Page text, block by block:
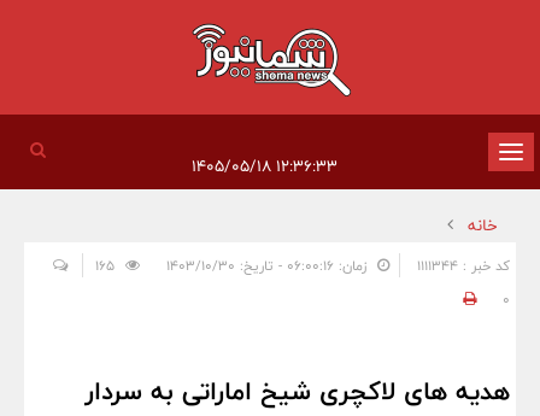
تغییر
وضعیت
ناوبری
خانه
کد خبر : 1111344 زمان: ۰۶:۰۰:۱۶ - تاریخ: ۱۴۰۳/۱۰/۳۰
0
هدیه های لاکچری شیخ اماراتی به سردار